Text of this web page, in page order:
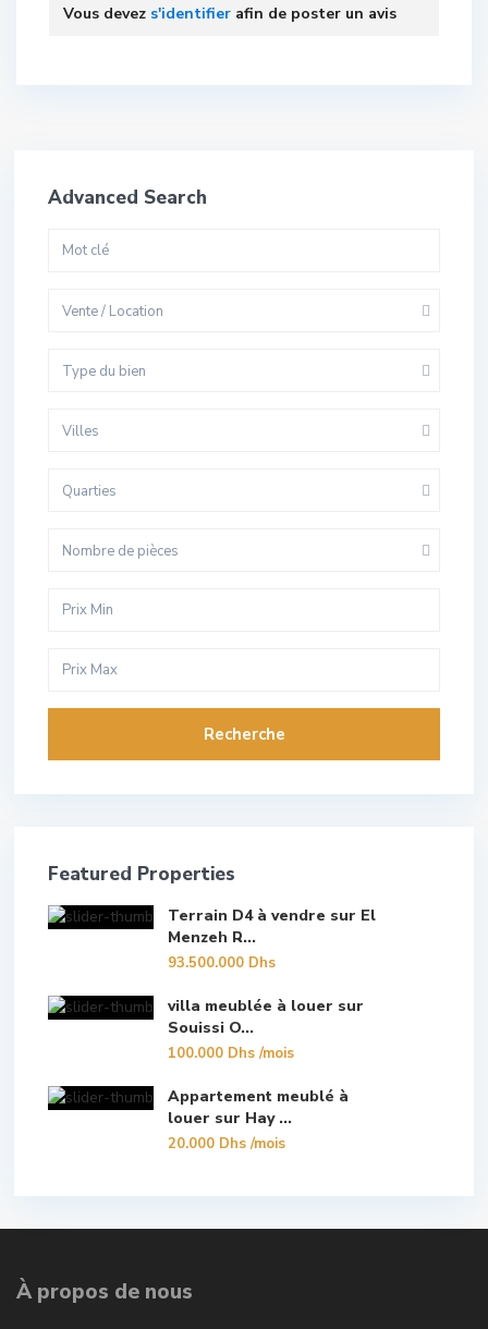
Vous devez s'identifier afin de poster un avis
Advanced Search
Vente / Location
Type du bien
Villes
Quarties
Nombre de pièces
Recherche
Featured Properties
Terrain D4 à vendre sur El
Menzeh R...
93.500.000 Dhs
villa meublée à louer sur
Souissi O...
100.000 Dhs/mois
Appartement meublé à
louer sur Hay ...
20.000 Dhs/mois
À propos de nous